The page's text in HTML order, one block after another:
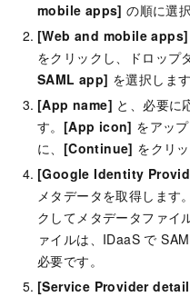
mobile apps] の順に選
[Web and mobile apps]
をクリックし、ドロップ
SAML app] を選択します
[App name] と、必要に
す。 [App icon] をアッ
に、 [Continue] をクリ
[Google Identity
メタデータを取得します。
クしてメタデータファイ
ァイルは、IDaaS で
必要です。
[Service Provider